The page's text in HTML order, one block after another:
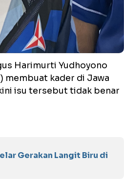
Harimurti Yudhoyono
membuat kader di Jawa
isu tersebut tidak benar
Gerakan Langit Biru di